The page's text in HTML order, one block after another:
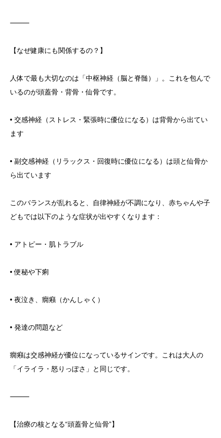
⸻
【なぜ健康にも関係するの？】
人体で最も大切なのは「中枢神経（脳と脊髄）」。これを包んで
いるのが頭蓋骨・背骨・仙骨です。
• 交感神経（ストレス・緊張時に優位になる）は背骨から出てい
ます
• 副交感神経（リラックス・回復時に優位になる）は頭と仙骨か
ら出ています
このバランスが乱れると、自律神経が不調になり、赤ちゃんや子
どもでは以下のような症状が出やすくなります：
• アトピー・肌トラブル
• 便秘や下痢
• 夜泣き、癇癪（かんしゃく）
• 発達の問題など
癇癪は交感神経が優位になっているサインです。これは大人の
「イライラ・怒りっぽさ」と同じです。
⸻
【治療の核となる“頭蓋骨と仙骨”】